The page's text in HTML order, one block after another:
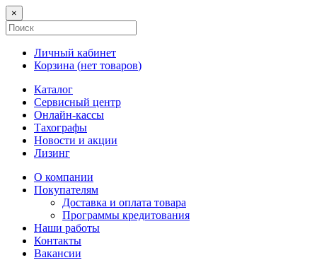
×
Личный кабинет
Корзина (нет товаров)
Каталог
Сервисный центр
Онлайн-кассы
Тахографы
Новости и акции
Лизинг
О компании
Покупателям
Доставка и оплата товара
Программы кредитования
Наши работы
Контакты
Вакансии